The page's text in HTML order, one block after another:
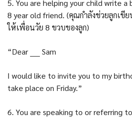
5. You are helping your child write
8 year old friend. (คุณกำลังช่วยลูกเขี
ให้เพื่อนวัย 8 ขวบของลูก)
“Dear ____ Sam
I would like to invite you to my
take place on Friday.”
6. You are speaking to or referring